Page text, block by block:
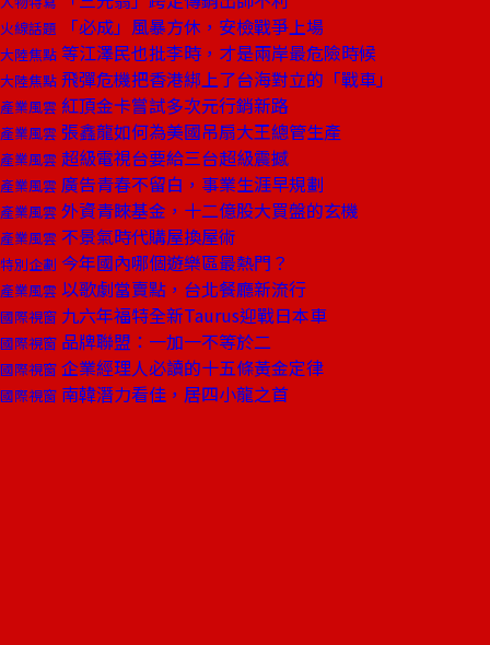
火線話題 「必成」風暴方休，安檢戰爭上場
大陸焦點 等江澤民也批李時，才是兩岸最危險時候
大陸焦點 飛彈危機把香港綁上了台海對立的「戰車」
產業風雲 紅頂金卡嘗試多次元行銷新路
產業風雲 張鑫龍如何為美國吊扇大王總管生產
產業風雲 超級電視台要給三台超級震撼
產業風雲 廣告青春不留白，事業生涯早規劃
產業風雲 外資青睞基金，十二億股大買盤的玄機
產業風雲 不景氣時代購屋換屋術
特別企劃 今年國內哪個遊樂區最熱門？
產業風雲 以歌劇當賣點，台北餐廳新流行
國際視窗 九六年福特全新Taurus迎戰日本車
國際視窗 品牌聯盟：一加一不等於二
國際視窗 企業經理人必讀的十五條黃金定律
國際視窗 南韓潛力看佳，居四小龍之首